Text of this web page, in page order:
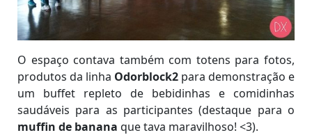
O espaço contava também com totens para fotos,
produtos da linha Odorblock2 para demonstração e
um buffet repleto de bebidinhas e comidinhas
saudáveis para as participantes (destaque para o
muffin de banana que tava maravilhoso! <3).